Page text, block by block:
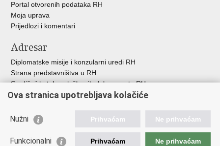
Portal otvorenih podataka RH
Moja uprava
Prijedlozi i komentari
Adresar
Diplomatske misije i konzularni uredi RH
Strana predstavništva u RH
Središnji katalog službenih dokumenata RH
Adresar tijela javne vlasti
Besplatni telefoni javne uprave
Korisne poveznice
Ova stranica upotrebljava kolačiće
Nužni Prihvaćam Ne prihvaćam
Funkcionalni Prihvaćam Ne prihvaćam